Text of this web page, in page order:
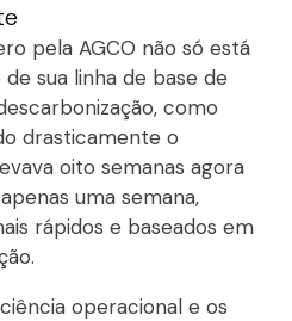
pela AGCO não só está
sua linha de base de
como
drasticamente o
oito semanas agora
uma semana,
rápidos e baseados em
operacional e os